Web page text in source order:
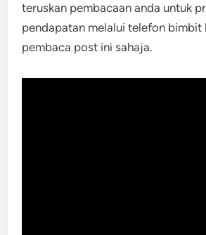
teruskan pembacaan anda untuk
pendapatan melalui telefon bimbit
pembaca post ini sahaja.